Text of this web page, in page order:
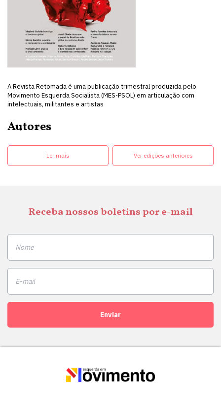
A Revista Retomada é uma publicação trimestral produzida pelo
Movimento Esquerda Socialista (MES-PSOL) em articulação com
intelectuais, militantes e artistas
Autores
Ler mais Ver edições anteriores
Receba nossos boletins por e-mail
Enviar